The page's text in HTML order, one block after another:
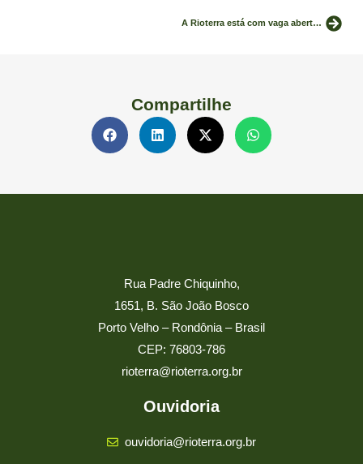
A Rioterra está com vaga aberta para Extensionista Rural
Compartilhe
Rua Padre Chiquinho,
1651, B. São João Bosco
Porto Velho – Rondônia – Brasil
CEP: 76803-786
rioterra@rioterra.org.br
Ouvidoria
ouvidoria@rioterra.org.br